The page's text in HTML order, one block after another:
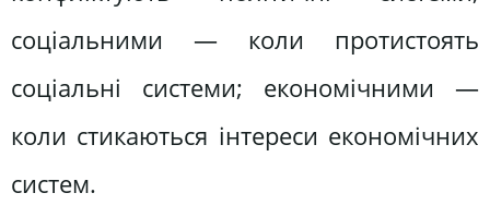
соціальними — коли протистоять
соціальні системи; економічними —
коли стикаються інтереси економічних
систем.